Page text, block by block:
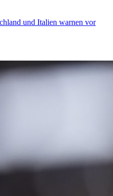
und Italien warnen vor